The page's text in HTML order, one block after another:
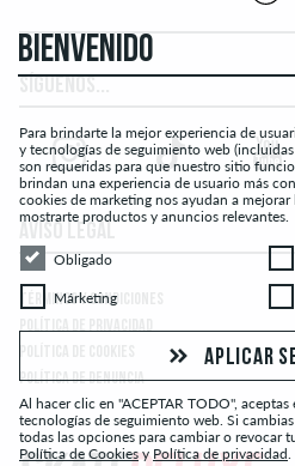
AVISO LEGAL
TÉRMINOS Y CONDICIONES
POLÍTICA DE DENUNCIA
BIENVENIDO
Para brindarte la mejor experiencia de
y tecnologías de seguimiento web
son requeridas para que nuestro sitio
brindan una experiencia de usuario más
cookies de marketing nos ayudan a
mostrarte productos y anuncios relevantes.
ObligadoObligado
MárketingMárketing
APLICAR
Al hacer clic en "ACEPTAR TODO",
tecnologías de seguimiento web. Si
todas las opciones para cambiar o revocar
Política de Cookiesy Política de privacidad.